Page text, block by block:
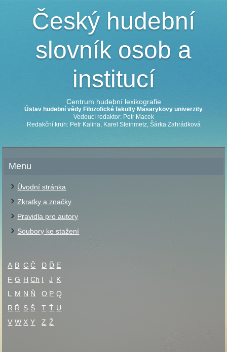
Český hudební
slovník osob a
institucí
Centrum hudební lexikografie
Ústav hudební vědy Filozofické fakulty Masarykovy univerzity
Vedoucí redaktor: Petr Macek
Redakční kruh: Petr Kalina, Karel Steinmetz, Šárka Zahrádková
Menu
Úvodní stránka
Zkratky a značky
Pravidla pro autory
Soubory ke stažení
A B C Č D Ď E
F G H Ch I J K
L
M N Ň O P Q
R Ř S Š T Ť U
V W X Y Z Ž